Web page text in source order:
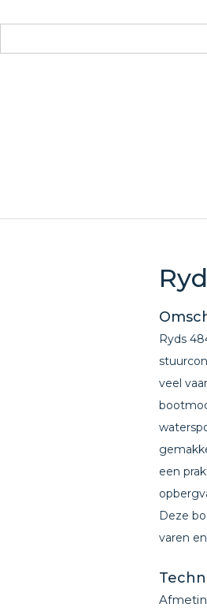
Ryds
veel
een
Deze
varen